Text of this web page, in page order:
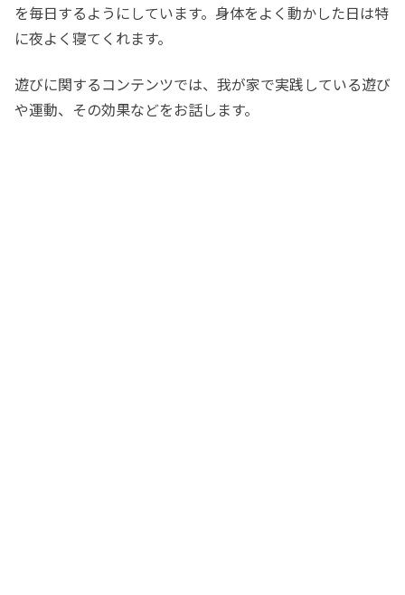
を毎日するようにしています。身体をよく動かした日は特
に夜よく寝てくれます。
遊びに関するコンテンツでは、我が家で実践している遊び
や運動、その効果などをお話します。